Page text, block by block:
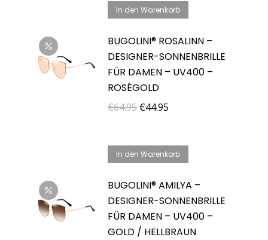
In den Warenkorb
BUGOLINI® ROSALINN –
DESIGNER-SONNENBRILLE
FÜR DAMEN – UV400 –
ROSÉGOLD
€64.95 Ursprünglicher
€64.95
€44.95
€44.95.
In den Warenkorb
BUGOLINI® AMILYA –
DESIGNER-SONNENBRILLE
FÜR DAMEN – UV400 –
GOLD / HELLBRAUN